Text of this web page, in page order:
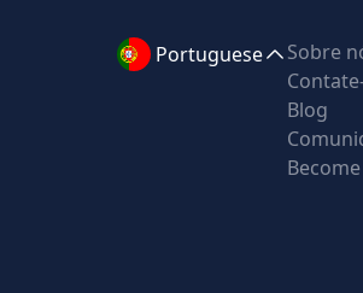
Portuguese
Sobre
Blog